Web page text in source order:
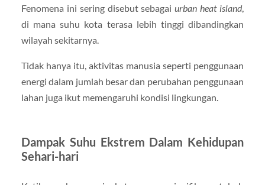
Fenomena ini sering disebut sebagaiurban heat island,
di mana suhu kota terasa lebih tinggi dibandingkan
wilayah sekitarnya.
Tidak hanya itu, aktivitas manusia seperti penggunaan
energi dalam jumlah besar dan perubahan penggunaan
lahan juga ikut memengaruhi kondisi lingkungan.
Dampak Suhu Ekstrem Dalam Kehidupan
Sehari-hari